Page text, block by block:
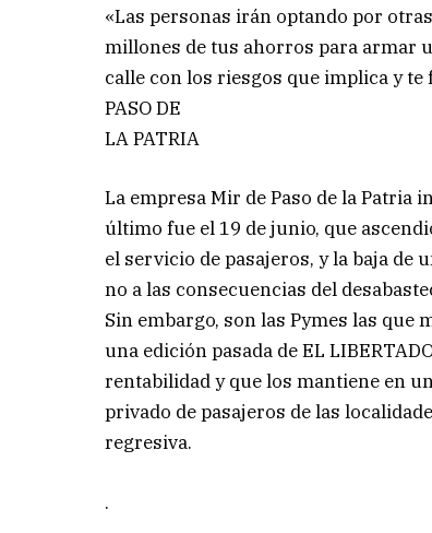
«Las personas irán optando por
millones de tus ahorros para armar
calle con los riesgos que implica y te
PASO DE
LA PATRIA
La empresa Mir de Paso de la Patria
último fue el 19 de junio, que
el servicio de pasajeros, y la baja de
no a las consecuencias del
Sin embargo, son las Pymes las
una edición pasada de EL
rentabilidad y que los mantiene en
privado de pasajeros de las
regresiva.
.